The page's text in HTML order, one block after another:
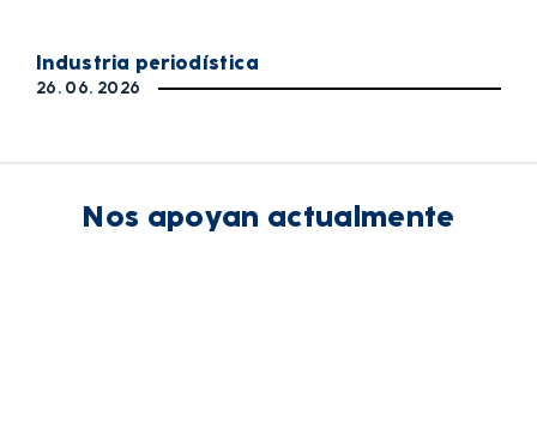
Industria periodística
26. 06. 2026
Nos apoyan actualmente